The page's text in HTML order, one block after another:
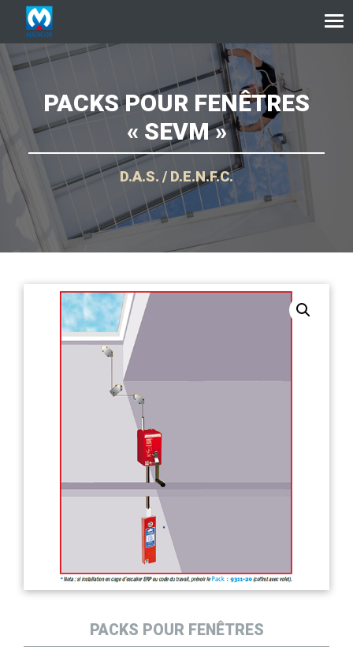
Aller au contenu
PACKS POUR FENÊTRES
« SEVM »
D.A.S. / D.E.N.F.C.
PACKS POUR FENÊTRES